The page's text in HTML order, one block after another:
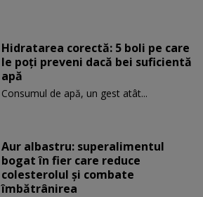
Hidratarea corectă: 5 boli pe care
le poți preveni dacă bei suficientă
apă
Consumul de apă, un gest atât...
Aur albastru: superalimentul
bogat în fier care reduce
colesterolul și combate
îmbătrânirea